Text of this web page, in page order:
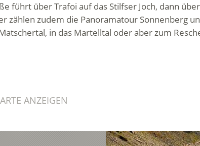
führt über Trafoi auf das Stilfser Joch, dann
zählen zudem die Panoramatour Sonnenberg
in das Martelltal oder aber zum
ANZEIGEN